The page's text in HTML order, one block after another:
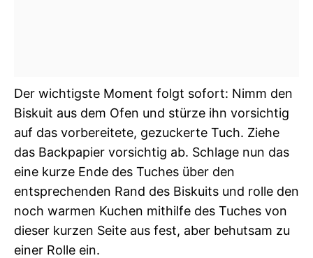
Der wichtigste Moment folgt sofort: Nimm den
Biskuit aus dem Ofen und stürze ihn vorsichtig
auf das vorbereitete, gezuckerte Tuch. Ziehe
das Backpapier vorsichtig ab. Schlage nun das
eine kurze Ende des Tuches über den
entsprechenden Rand des Biskuits und rolle den
noch warmen Kuchen mithilfe des Tuches von
dieser kurzen Seite aus fest, aber behutsam zu
einer Rolle ein.